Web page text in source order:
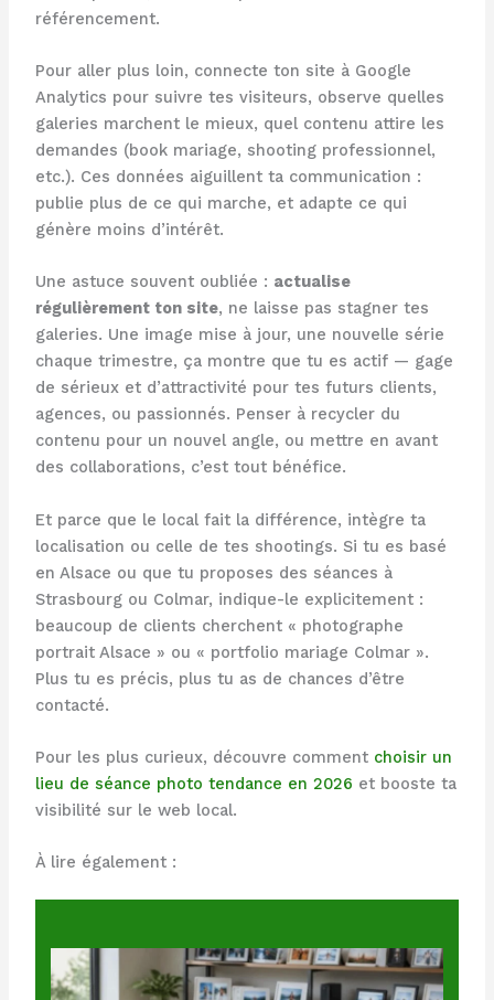
référencement.
Pour aller plus loin, connecte ton site à Google
Analytics pour suivre tes visiteurs, observe quelles
galeries marchent le mieux, quel contenu attire les
demandes (book mariage, shooting professionnel,
etc.). Ces données aiguillent ta communication :
publie plus de ce qui marche, et adapte ce qui
génère moins d’intérêt.
Une astuce souvent oubliée : actualise
régulièrement ton site, ne laisse pas stagner tes
galeries. Une image mise à jour, une nouvelle série
chaque trimestre, ça montre que tu es actif — gage
de sérieux et d’attractivité pour tes futurs clients,
agences, ou passionnés. Penser à recycler du
contenu pour un nouvel angle, ou mettre en avant
des collaborations, c’est tout bénéfice.
Et parce que le local fait la différence, intègre ta
localisation ou celle de tes shootings. Si tu es basé
en Alsace ou que tu proposes des séances à
Strasbourg ou Colmar, indique-le explicitement :
beaucoup de clients cherchent « photographe
portrait Alsace » ou « portfolio mariage Colmar ».
Plus tu es précis, plus tu as de chances d’être
contacté.
Pour les plus curieux, découvre comment choisir un
lieu de séance photo tendance en 2026 et booste ta
visibilité sur le web local.
À lire également :